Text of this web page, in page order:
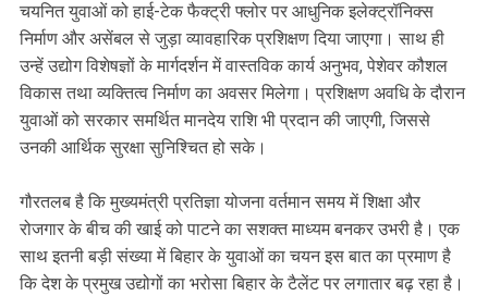
चयनित युवाओं को हाई-टेक फैक्ट्री फ्लोर पर आधुनिक इलेक्ट्रॉनिक्स
निर्माण और असेंबल से जुड़ा व्यावहारिक प्रशिक्षण दिया जाएगा। साथ ही
उन्हें उद्योग विशेषज्ञों के मार्गदर्शन में वास्तविक कार्य अनुभव, पेशेवर कौशल
विकास तथा व्यक्तित्व निर्माण का अवसर मिलेगा। प्रशिक्षण अवधि के दौरान
युवाओं को सरकार समर्थित मानदेय राशि भी प्रदान की जाएगी, जिससे
उनकी आर्थिक सुरक्षा सुनिश्चित हो सके।
गौरतलब है कि मुख्यमंत्री प्रतिज्ञा योजना वर्तमान समय में शिक्षा और
रोजगार के बीच की खाई को पाटने का सशक्त माध्यम बनकर उभरी है। एक
साथ इतनी बड़ी संख्या में बिहार के युवाओं का चयन इस बात का प्रमाण है
कि देश के प्रमुख उद्योगों का भरोसा बिहार के टैलेंट पर लगातार बढ़ रहा है।